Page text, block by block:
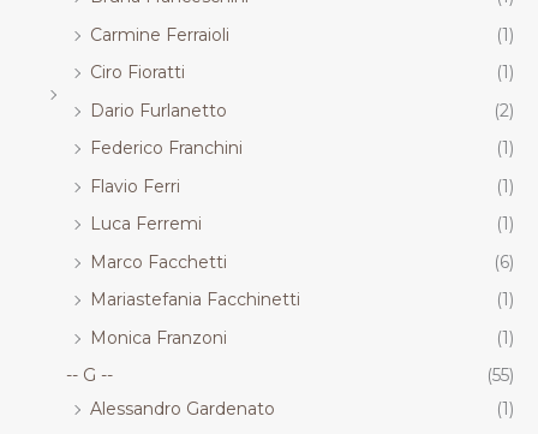
Carmine Ferraioli
(1)
Ciro Fioratti
(1)
Dario Furlanetto
(2)
Federico Franchini
(1)
Flavio Ferri
(1)
Luca Ferremi
(1)
Marco Facchetti
(6)
Mariastefania Facchinetti
(1)
Monica Franzoni
(1)
-- G --
(55)
Alessandro Gardenato
(1)